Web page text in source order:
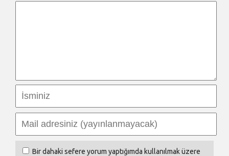
Bir dahaki sefere yorum yaptığımda kullanılmak üzere